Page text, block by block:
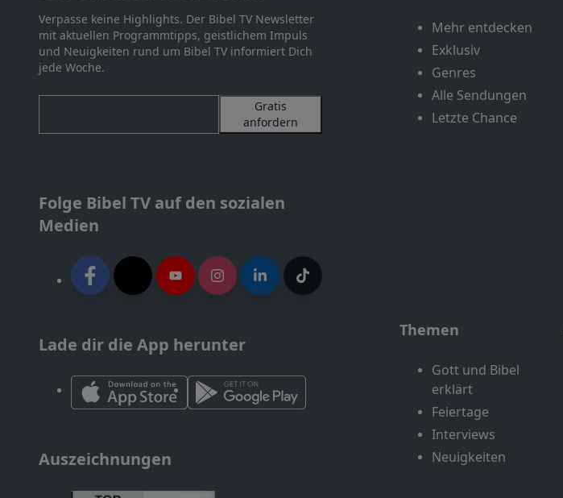
Verpasse keine Highlights. Der Bibel TV Newsletter
mit aktuellen Programmtipps, geistlichem Impuls
und Neuigkeiten rund um Bibel TV informiert Dich
jede Woche.
Gratis
anfordern
Folge Bibel TV auf den sozialen
Medien
Lade dir die App herunter
Auszeichnungen
Mehr entdecken
Exklusiv
Genres
Alle Sendungen
Letzte Chance
Themen
Gott und Bibel
erklärt
Feiertage
Interviews
Neuigkeiten